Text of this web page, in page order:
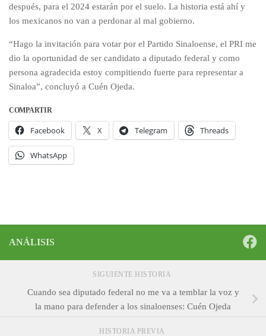
después, para el 2024 estarán por el suelo. La historia está ahí y
los mexicanos no van a perdonar al mal gobierno.
“Hago la invitación para votar por el Partido Sinaloense, el PRI me
dio la oportunidad de ser candidato a diputado federal y como
persona agradecida estoy compitiendo fuerte para representar a
Sinaloa”, concluyó a Cuén Ojeda.
COMPARTIR
Facebook X Telegram Threads
WhatsApp
ANÁLISIS
SIGUIENTE HISTORIA
Cuando sea diputado federal no me va a temblar la voz y
la mano para defender a los sinaloenses: Cuén Ojeda
HISTORIA PREVIA